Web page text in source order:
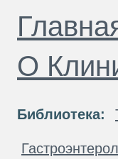
О
Библиотека: